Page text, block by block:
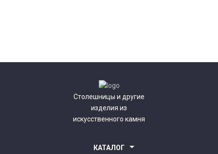
Столешницы и другие
изделия из
искусственного камня
КАТАЛОГ